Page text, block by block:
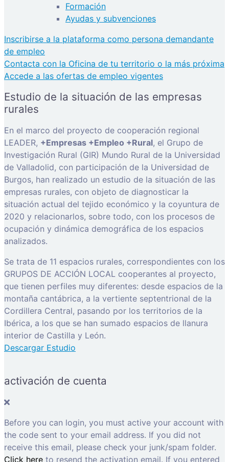
Formación
Ayudas y subvenciones
Inscribirse a la plataforma como persona demandante
de empleo
Contacta con la Oficina de tu territorio o la más próxima
Accede a las ofertas de empleo vigentes
Estudio de la situación de las empresas
rurales
En el marco del proyecto de cooperación regional
LEADER, +Empresas +Empleo +Rural, el Grupo de
Investigación Rural (GIR) Mundo Rural de la Universidad
de Valladolid, con participación de la Universidad de
Burgos, han realizado un estudio de la situación de las
empresas rurales, con objeto de diagnosticar la
situación actual del tejido económico y la coyuntura de
2020 y relacionarlos, sobre todo, con los procesos de
ocupación y dinámica demográfica de los espacios
analizados.
Se trata de 11 espacios rurales, correspondientes con los
GRUPOS DE ACCIÓN LOCAL cooperantes al proyecto,
que tienen perfiles muy diferentes: desde espacios de la
montaña cantábrica, a la vertiente septentrional de la
Cordillera Central, pasando por los territorios de la
Ibérica, a los que se han sumado espacios de llanura
interior de Castilla y León.
Descargar Estudio
activación de cuenta
Before you can login, you must active your account with
the code sent to your email address. If you did not
receive this email, please check your junk/spam folder.
Click here to resend the activation email. If you entered